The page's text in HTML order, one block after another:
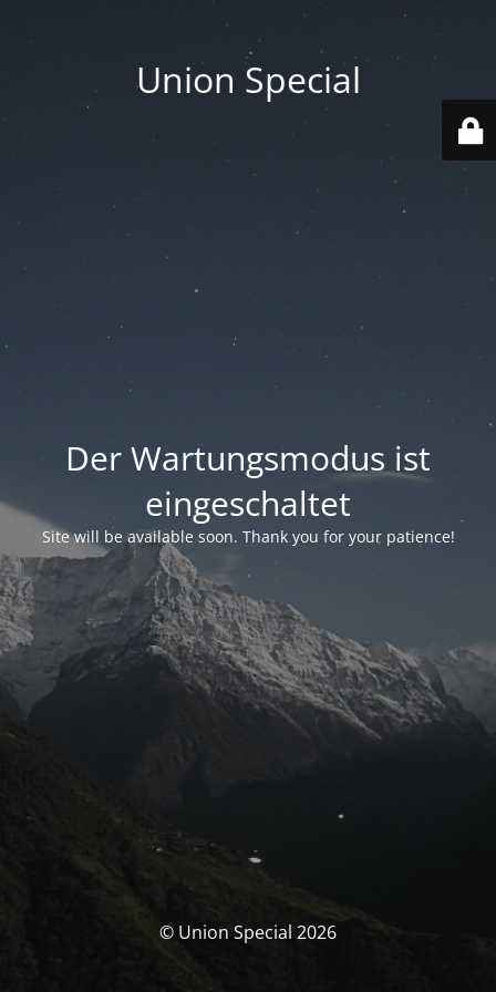
Union Special
Der Wartungsmodus ist
eingeschaltet
Site will be available soon. Thank you for your patience!
© Union Special 2026